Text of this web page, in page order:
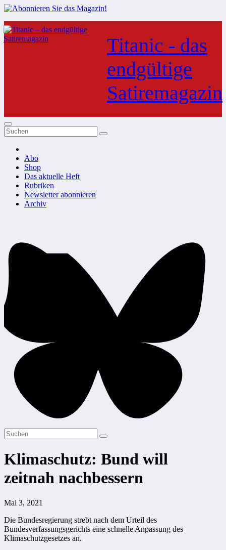
Zum
Inhalt
springen
Titanic - das
endgültige
Satiremagazin
Abo
Shop
Das aktuelle Heft
Rubriken
Newsletter abonnieren
Archiv
Klimaschutz: Bund will
zeitnah nachbessern
Mai 3, 2021
Die Bundesregierung strebt nach dem Urteil des
Bundesverfassungsgerichts eine schnelle Anpassung des
Klimaschutzgesetzes an.